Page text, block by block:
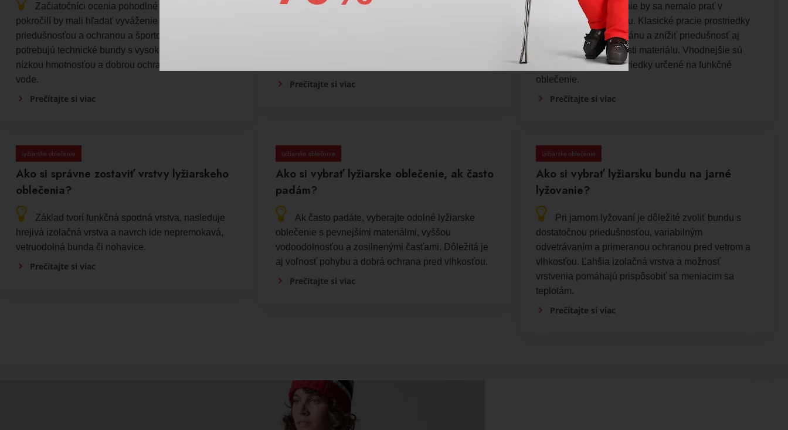
Začiatočníci ocenia pohodlné a teplejšie bundy,
pokročilí by mali hľadať vyváženie medzi
priedušnosťou a ochranou a športoví lyžiari
potrebujú technické bundy s vysokou priedušnosťou,
nízkou hmotnosťou a dobrou ochranou proti vetru a
vode.
Prečítajte si viac
Nie všetky lyžiarske nohavice potrebujú traky.
Prečítajte si viac
Lyžiarske oblečenie by sa nemalo prať v
bežnom pracom prášku. Klasické pracie prostriedky
môžu poškodiť membránu a znížiť priedušnosť aj
vodoodpudivé vlastnosti materiálu. Vhodnejšie sú
špeciálne pracie prostriedky určené na funkčné
oblečenie.
Prečítajte si viac
Lyžiarske oblečenie
Ako si správne zostaviť vrstvy lyžiarskeho
oblečenia?
Základ tvorí funkčná spodná vrstva, nasleduje
hrejivá izolačná vrstva a navrch ide nepremokavá,
vetruodolná bunda či nohavice.
Prečítajte si viac
Lyžiarske oblečenie
Ako si vybrať lyžiarske oblečenie, ak často
padám?
Ak často padáte, vyberajte odolné lyžiarske
oblečenie s pevnejšími materiálmi, vyššou
vodoodolnosťou a zosilnenými časťami. Dôležitá je
aj voľnosť pohybu a dobrá ochrana pred vlhkosťou.
Prečítajte si viac
Lyžiarske oblečenie
Ako si vybrať lyžiarsku bundu na jarné
lyžovanie?
Pri jarnom lyžovaní je dôležité zvoliť bundu s
dostatočnou priedušnosťou, variabilným
odvetrávaním a primeranou ochranou pred vetrom a
vlhkosťou. Ľahšia izolačná vrstva a možnosť
vrstvenia pomáhajú prispôsobiť sa meniacim sa
teplotám.
Prečítajte si viac